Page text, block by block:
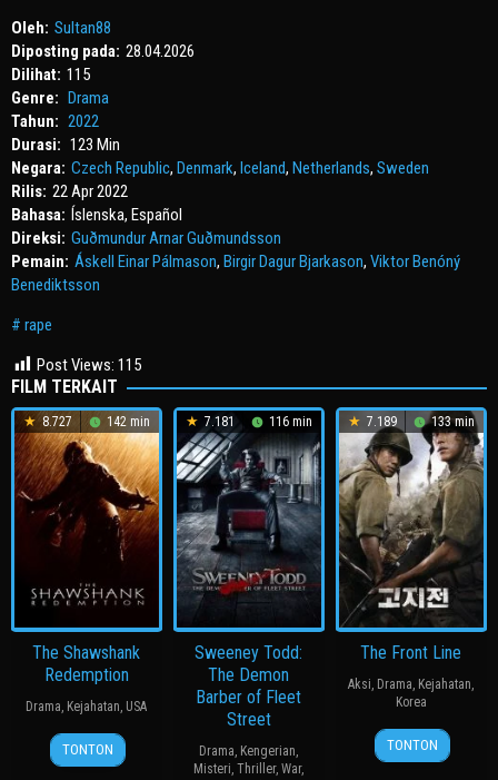
Oleh: Sultan88
Diposting pada: 28.04.2026
Dilihat: 115
Genre:
Drama
Tahun: 2022
Durasi: 123 Min
Negara: Czech Republic, Denmark, Iceland, Netherlands, Sweden
Rilis: 22 Apr 2022
Bahasa: Íslenska, Español
Direksi: Guðmundur Arnar Guðmundsson
Pemain: Áskell Einar Pálmason, Birgir Dagur Bjarkason, Viktor Benóný
Benediktsson
rape
Post Views: 115
FILM TERKAIT
8.727 142 min
The Shawshank
Redemption
Drama, Kejahatan, USA
23
Sep
John
R.
TONTON
7.181 116 min
Sweeney Todd:
The Demon
Barber of Fleet
Street
Drama, Kengerian,
Misteri,Thriller,War,
7.189 133 min
The Front Line
Aksi, Drama, Kejahatan,
Korea
20
Jul
장
훈
TONTON